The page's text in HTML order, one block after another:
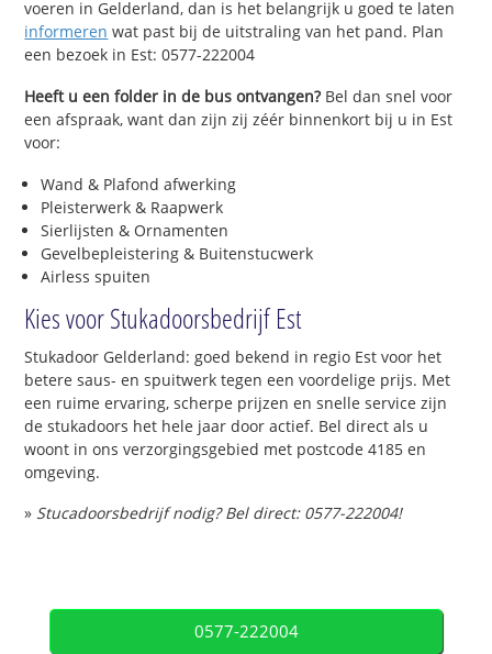
voeren in Gelderland, dan is het belangrijk u goed te laten
informeren wat past bij de uitstraling van het pand. Plan
een bezoek in Est: 0577-222004
Heeft u een folder in de bus ontvangen?Bel dan snel voor
een afspraak, want dan zijn zij zéér binnenkort bij u in Est
voor:
Wand & Plafond afwerking
Pleisterwerk & Raapwerk
Sierlijsten & Ornamenten
Gevelbepleistering & Buitenstucwerk
Airless spuiten
Kies voor Stukadoorsbedrijf Est
Stukadoor Gelderland: goed bekend in regio Est voor het
betere saus- en spuitwerk tegen een voordelige prijs. Met
een ruime ervaring, scherpe prijzen en snelle service zijn
de stukadoors het hele jaar door actief. Bel direct als u
woont in ons verzorgingsgebied met postcode 4185 en
omgeving.
» Stucadoorsbedrijf nodig? Bel direct: 0577-222004!
0577-222004